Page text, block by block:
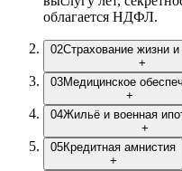
облагается НДФЛ.
02Страхование жизни и
+
03Медицинское
+
04Жильё и военная
+
05Кредитная амнистия
+